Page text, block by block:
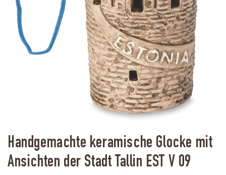
Handgemachte keramische Glocke mit
Ansichten der Stadt Tallin EST V 09